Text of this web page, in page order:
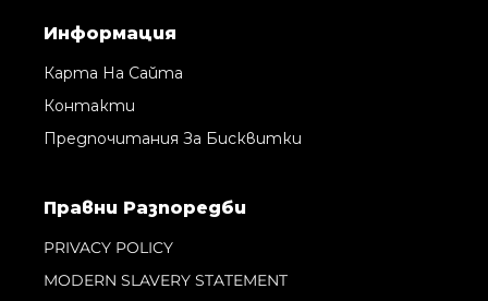
Информация
Карта На Сайта
Контакти
Предпочитания За Бисквитки
Правни Pазпоредби
PRIVACY POLICY
MODERN SLAVERY STATEMENT